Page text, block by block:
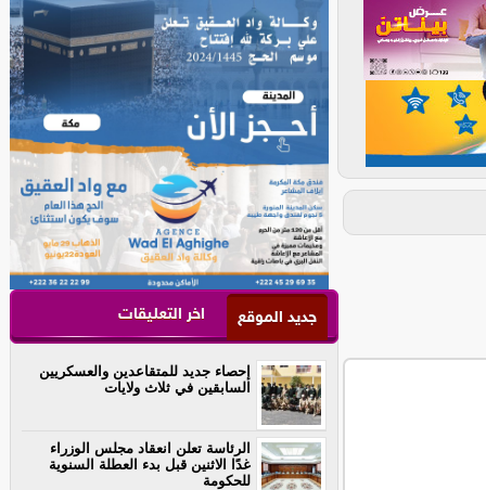
جديد الموقع اخر التعليقات
إحصاء جديد للمتقاعدين والعسكريين
السابقين في ثلاث ولايات
الرئاسة تعلن انعقاد مجلس الوزراء
غدًا الاثنين قبل بدء العطلة السنوية
للحكومة